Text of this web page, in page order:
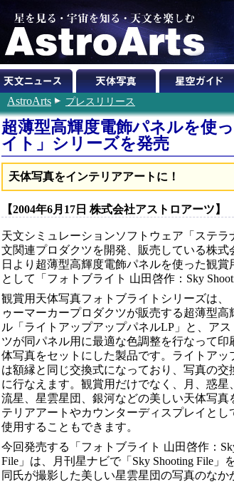
AstroArts プレスリリース
超薄型高輝度電飾パネルを使
イト」シリーズを発売
天体写真をインテリアアートに！
【2004年6月17日 株式会社アストロアーツ】
天文シミュレーションソフトウェア「ステ
文関連プロダクツを開発、販売している株
日より超薄型高輝度電飾パネルを使った観
として「フォトブライト 山田啓作：Sky
観賞用天体写真フォトブライトシリーズは、
ゥーマーカープロダクツが販売する超薄型高
ル「ライトアップアップパネルLP」と、アス
ツが同パネル用に最適な色調整を行なって印
体写真をセットにした製品です。ライトアッ
は額縁と同じ交換式になっており、写真の交
に行なえます。観賞用だけでなく、月、惑星
流星、星雲星団、銀河などの美しい天体写真
テリアアートやカウンターディスプレイとし
使用することもできます。
今回発売する「フォトブライト 山田啓作：
File」は、月刊星ナビで「Sky Shooting File」
同氏が撮影した美しい星雲星団の写真のなか